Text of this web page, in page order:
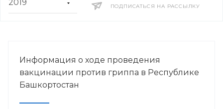
ПОДПИСАТЬСЯ НА РАССЫЛКУ
Информация о ходе проведения
вакцинации против гриппа в Республике
Башкортостан